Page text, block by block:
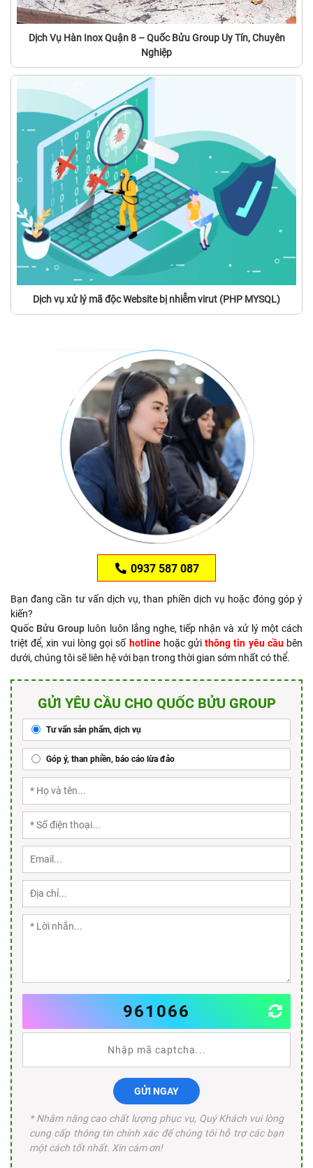
Dịch Vụ Hàn Inox Quận 8 – Quốc Bửu Group Uy Tín, Chuyên
Nghiệp
Dịch vụ xử lý mã độc Website bị nhiễm virut (PHP MYSQL)
0937 587 087
Bạn đang cần tư vấn dịch vụ, than phiền dịch vụ hoặc đóng góp ý
kiến?
Quốc Bửu Group luôn luôn lắng nghe, tiếp nhận và xử lý một cách
triệt để, xin vui lòng gọi số hotlinehoặc gửithông tin yêu cầubên
dưới, chúng tôi sẽ liên hệ với bạn trong thời gian sớm nhất có thể.
GỬI YÊU CẦU CHO QUỐC BỬU GROUP
Tư vấn sản phẩm, dịch vụ
Góp ý, than phiền, báo cáo lừa đảo
961066
GỬI NGAY
* Nhằm nâng cao chất lượng phục vụ, Quý Khách vui lòng
cung cấp thông tin chính xác để chúng tôi hỗ trợ các bạn
một cách tốt nhất. Xin cám ơn!